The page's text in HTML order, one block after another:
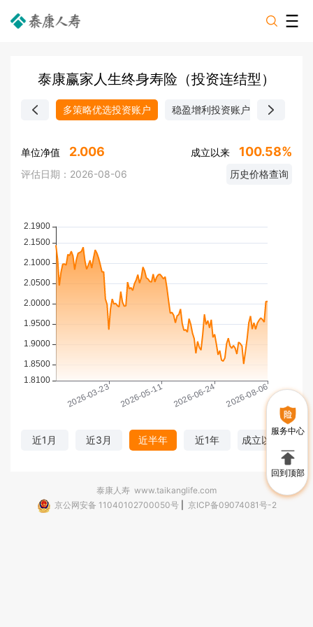
服务中心
回到顶部
泰康赢家人生终身寿险（投资连结型）
多策略优选投资账户 稳盈增利投资账户 开泰宏利
单位净值 2.006 成立以来 100.58%
评估日期： 2026-08-06 历史价格查询
近1月 近3月 近半年 近1年 成立以来
泰康人寿 www.taikanglife.com
京公网安备 11040102700050号| 京ICP备09074081号-2